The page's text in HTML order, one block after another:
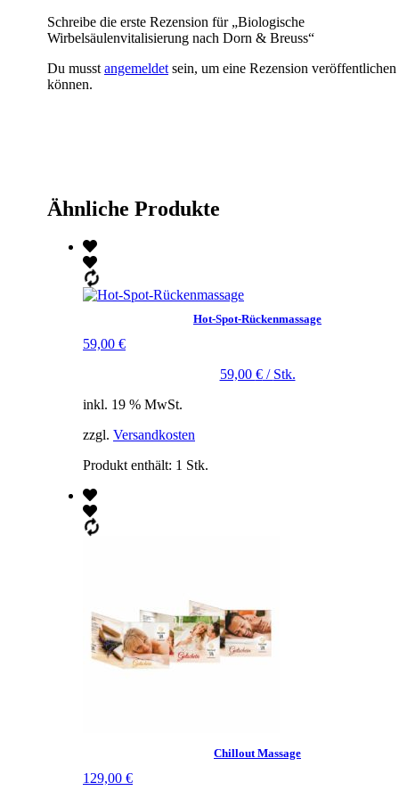
Schreibe die erste Rezension für „Biologische
Wirbelsäulenvitalisierung nach Dorn & Breuss“
Du musst angemeldet sein, um eine Rezension veröffentlichen
können.
Ähnliche Produkte
Hot-Spot-Rückenmassage
59,00 €
59,00 €/ Stk.
inkl. 19 % MwSt.
zzgl. Versandkosten
Produkt enthält: 1 Stk.
Chillout Massage
129,00 €